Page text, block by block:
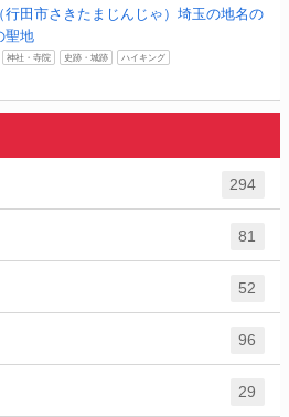
行田市さきたまじんじゃ）埼玉の地名の
聖地
神社・寺院 史跡・城跡 ハイキング
294
81
52
96
29